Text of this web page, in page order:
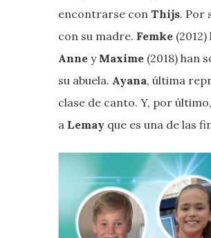
encontrarse con Thijs. Por
con su madre. Femke
Anne y Maxime (2018) han
su abuela. Ayana, última
clase de canto. Y, por último,
a Lemay que es una de las